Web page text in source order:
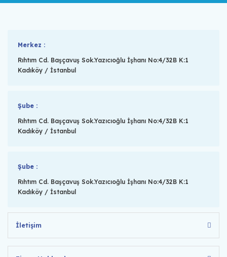
Merkez :
Rıhtım Cd. Başçavuş Sok.Yazıcıoğlu İşhanı No:4/32B K:1
Kadıköy / İstanbul
Şube :
Rıhtım Cd. Başçavuş Sok.Yazıcıoğlu İşhanı No:4/32B K:1
Kadıköy / İstanbul
Şube :
Rıhtım Cd. Başçavuş Sok.Yazıcıoğlu İşhanı No:4/32B K:1
Kadıköy / İstanbul
İletişim